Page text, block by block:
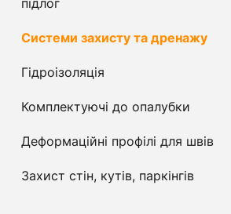
підлог
Системи захисту та дренажу
Гідроізоляція
Комплектуючі до опалубки
Деформаційні профілі для швів
Захист стін, кутів, паркінгів